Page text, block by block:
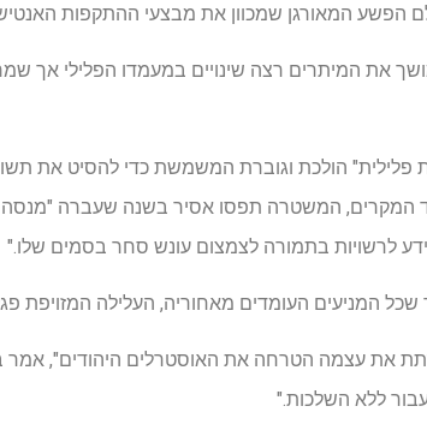
המאורגן שמכוון את מבצעי ההתקפות
את המיתרים רצה שינויים במעמדו הפלילי אך
פלילית" הולכת וגוברת המשמשת כדי להסיט את
המקרים, המשטרה תפסו אסיר בשנה שעברה "מנסה
לרשויות בתמורה לצמצום עונש סחר בסמים שלו."
שכל המניעים העומדים מאחוריה, העלילה המזויפת
את עצמה הטרחה את האוסטרלים היהודים", אמר
ללא השלכות."